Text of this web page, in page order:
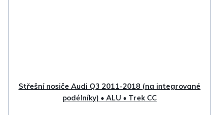
Střešní nosiče Audi Q3 2011-2018 (na integrované
podélníky) • ALU • Trek CC